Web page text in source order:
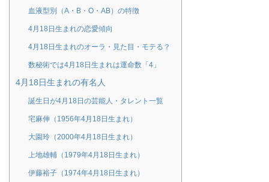
血液型別（A・B・O・AB）の特徴
4月18日生まれの恋愛傾向
4月18日生まれのオーラ・見た目・モテる？
数秘術では4月18日生まれは運命数「4」
4月18日生まれの有名人
誕生日が4月18日の芸能人・タレント一覧
宅麻伸（1956年4月18日生まれ）
大園玲（2000年4月18日生まれ）
上地雄輔（1979年4月18日生まれ）
伊藤裕子（1974年4月18日生まれ）